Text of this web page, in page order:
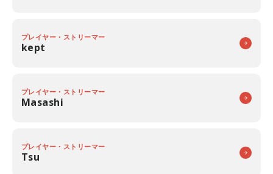
プレイヤー・ストリーマー
kept
プレイヤー・ストリーマー
Masashi
プレイヤー・ストリーマー
Tsu